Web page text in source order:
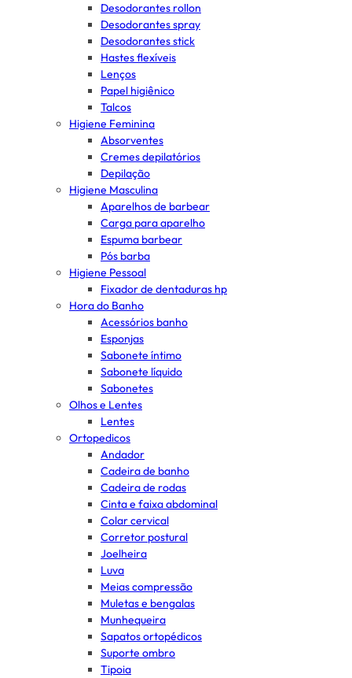
Desodorantes rollon
Desodorantes spray
Desodorantes stick
Hastes flexíveis
Lenços
Papel higiênico
Talcos
Higiene Feminina
Absorventes
Cremes depilatórios
Depilação
Higiene Masculina
Aparelhos de barbear
Carga para aparelho
Espuma barbear
Pós barba
Higiene Pessoal
Fixador de dentaduras hp
Hora do Banho
Acessórios banho
Esponjas
Sabonete íntimo
Sabonete líquido
Sabonetes
Olhos e Lentes
Lentes
Ortopedicos
Andador
Cadeira de banho
Cadeira de rodas
Cinta e faixa abdominal
Colar cervical
Corretor postural
Joelheira
Luva
Meias compressão
Muletas e bengalas
Munhequeira
Sapatos ortopédicos
Suporte ombro
Tipoia